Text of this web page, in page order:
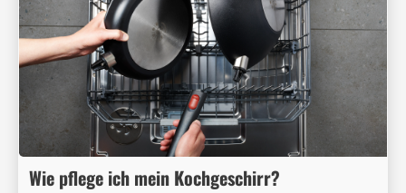
Wie pflege ich mein Kochgeschirr?